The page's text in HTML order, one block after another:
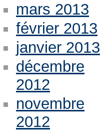
mars 2013
février 2013
janvier 2013
décembre
2012
novembre
2012